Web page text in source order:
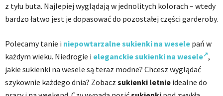
z tyłu buta. Najlepiej wyglądają w jednolitych kolorach – wtedy
bardzo łatwo jest je dopasować do pozostałej części garderoby.
Polecamy tanie i niepowtarzalne sukienki na wesele pań w
każdym wieku. Niedrogie i eleganckie sukienki na wesele ,
jakie sukienki na wesele są teraz modne? Chcesz wyglądać
szykownie każdego dnia? Zobacz sukienki letnie idealne do